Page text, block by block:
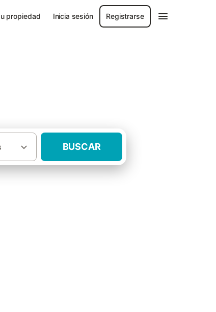
propiedad Inicia sesión Registrarse
BUSCAR